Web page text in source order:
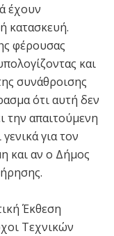
έχουν
κατασκευή.
φέρουσας
και
συνάθροισης
ότι αυτή δεν
την απαιτούμενη
για τον
και αν ο Δήμος
Έκθεση
Τεχνικών